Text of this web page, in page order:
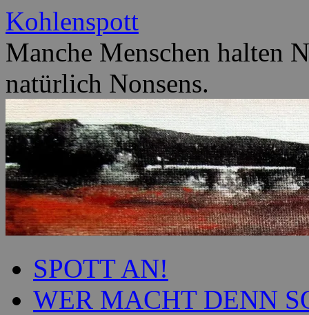
Zum
Inhalt
springen
Kohlenspott
Manche Menschen halten
natürlich Nonsens.
SPOTT AN!
WER MACHT DENN